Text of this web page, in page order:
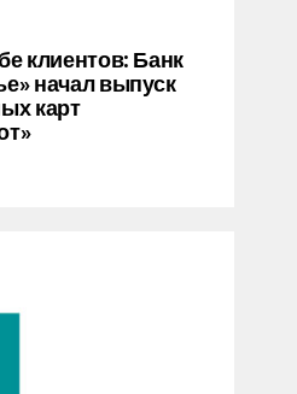
клиентов: Банк
начал выпуск
карт